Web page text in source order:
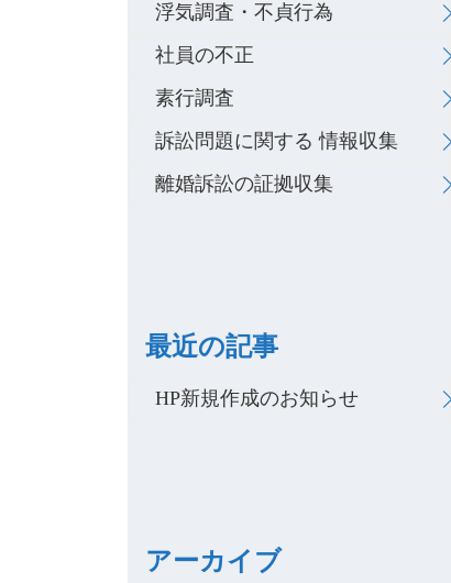
浮気調査・不貞行為
社員の不正
素行調査
訴訟問題に関する 情報収集
離婚訴訟の証拠収集
最近の記事
HP新規作成のお知らせ
アーカイブ